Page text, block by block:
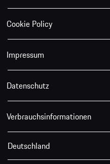
Cookie Policy
Impressum
Datenschutz
Verbrauchsinformationen
Deutschland